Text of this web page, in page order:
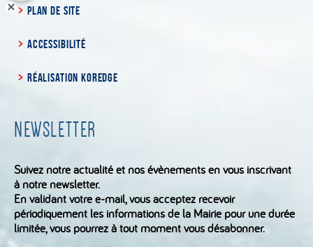
PLAN DE SITE
ACCESSIBILITÉ
RÉALISATION KOREDGE
NEWSLETTER
Suivez notre actualité et nos évènements en vous inscrivant
à notre newsletter.
En validant votre e-mail, vous acceptez recevoir
périodiquement les informations de la Mairie pour une durée
limitée, vous pourrez à tout moment vous désabonner.